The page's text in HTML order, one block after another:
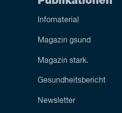
Infomaterial
Magazin gsund
Magazin stark.
Gesundheitsbericht
Newsletter